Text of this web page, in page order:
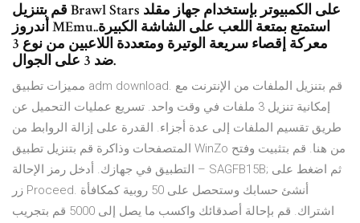
قم بتنزيل Brawl Stars على الكمبيوتر بإستخدام جهاز مقلد
أندروز MEmu.استمتع بمتعة اللعب على الشاشة الكبيرة.
معركة إقصاء سريعة الوتيرة ومتعددة اللاعبين من نوع 3
ضد 3 على الجوال.
مميزات تطبيق adm download. قم بتنزيل الملفات من الإنترنت مع
إمكانية تنزيل 3 ملفات في وقت واحد. تسريع عمليات التحميل عن
طريق تقسيم الملفات إلى عدة أجزاء. القدرة على إزالة الروابط من
المتصفحات وذاكرة قم بتنزيل تطبيق WinZo من هنا. قم بتثبيت وفتح
التطبيق في جهازك. أدخل رمز الإحالة – SAGFB15B; ثم اضغط على
زر Proceed. أنشئ حسابك وستحصل على 50 روبية كمكافأة
اشتراك. قم بإحالة أصدقائك واكسب ما يصل إلى 5000 قم بتجريب